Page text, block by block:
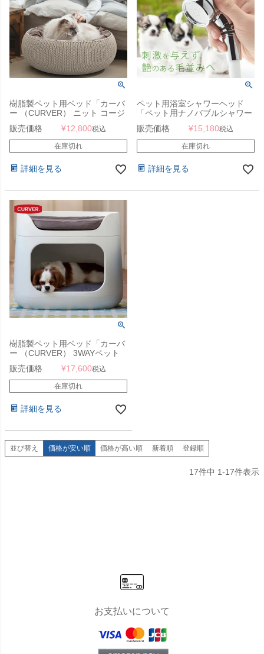
樹脂製ペット用ベッド「カーバ
ー （CURVER） ニット コージ
ー ペット用ベッド （KNIT
COZY PET BED）」
販売価格 ¥12,800税込
在庫切れ
詳細を見る
ペット用浴室シャワーヘッド
「ペット用ナノバブルシャワー
ヘッド ドギーナノ」
販売価格 ¥15,180税込
在庫切れ
詳細を見る
樹脂製ペット用ベッド「カーバ
ー （CURVER） 3WAYペット
バンクベッド＆キャリー （PET
BUNKBED）」
販売価格 ¥17,600税込
在庫切れ
詳細を見る
並び替え 価格が安い順 価格が高い順 新着順 登録順
17件中 1-17件表示
お支払いについて